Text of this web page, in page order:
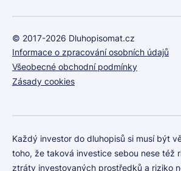
© 2017-2026 Dluhopisomat.cz
Informace o zpracování osobních údajů
Všeobecné obchodní podmínky
Zásady cookies
Každý investor do dluhopisů si musí být
toho, že taková investice sebou nese též
ztráty investovaných prostředků a riziko